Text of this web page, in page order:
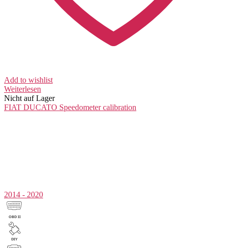
Add to wishlist
Weiterlesen
Nicht auf Lager
FIAT DUCATO Speedometer calibration
2014 - 2020